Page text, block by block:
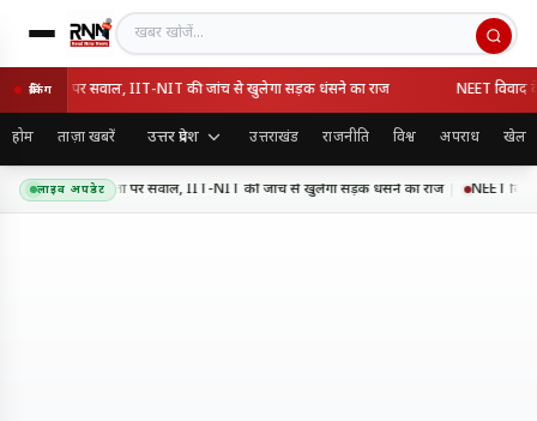
खबर खोजें
ब्रेकिंग
गुणवत्ता पर सवाल, IIT-NIT की जांच से खुलेगा सड़क धंसने का राज NEET विवाद
होम ताज़ा खबरें उत्तर प्रदेश उत्तराखंड राजनीति विश्व अपराध खेल
लाइव अपडेट
की गुणवत्ता पर सवाल, IIT-NIT की जांच से खुलेगा सड़क धंसने का राज NEET